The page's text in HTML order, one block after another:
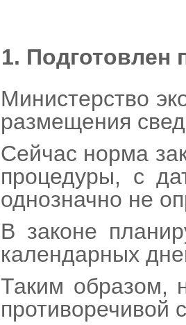
1. Подготовлен
Министерство
размещения
Сейчас норма
процедуры, с
однозначно не
В законе
календарных
Таким образом,
противоречивой